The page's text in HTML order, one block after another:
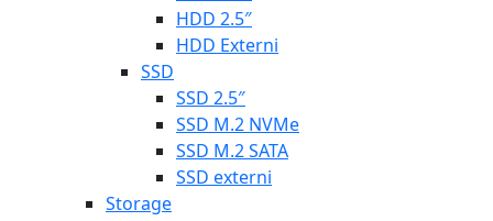
HDD 2.5″
HDD Externi
SSD
SSD 2.5″
SSD M.2 NVMe
SSD M.2 SATA
SSD externi
Storage